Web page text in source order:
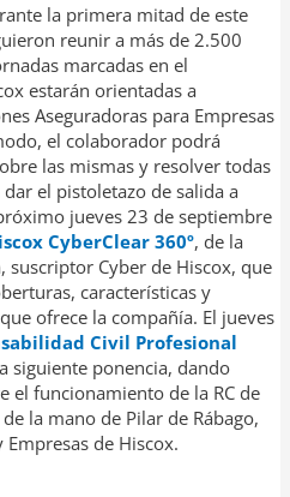
la primera mitad de este
reunir a más de 2.500
marcadas en el
estarán orientadas a
Aseguradoras para Empresas
el colaborador podrá
las mismas y resolver todas
el pistoletazo de salida a
jueves 23 de septiembre
CyberClear 360º, de la
suscriptor Cyber de Hiscox, que
características y
ofrece la compañía. El jueves
Civil Profesional
siguiente ponencia, dando
el funcionamiento de la RC de
la mano de Pilar de Rábago,
de Hiscox.